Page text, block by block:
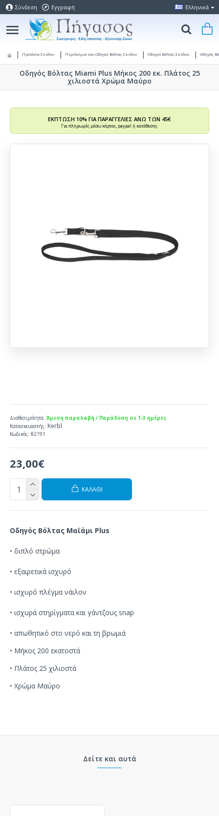
Σύνδεση Εγγραφή Ελληνικά
Προϊόντα Σκύλου Περιλαίμια και Οδηγοί Βόλτας Σκύλου Οδηγοί Βόλτας Σκύλου Οδηγός
Οδηγός Βόλτας Miami Plus Μήκος 200 εκ. Πλάτος 25
χιλιοστά Χρώμα Μαύρο
ΕΚΠΤΩΣΗ 10% ΓΙΑ ΠΑΡΑΓΓΕΛΙΕΣ ΑΝΩ ΤΩΝ 45€
Για πληρωμές μέσω κάρτας, paypal ή κατάθεσης
23,00€
Διαθεσιμότητα: Άμεση παραλαβή / Παράδοση σε 1-3 ημέρες
Κατασκευαστής: Kerbl
Κωδικός: 82191
ΚΑΛΆΘΙ
Οδηγός Βόλτας Μαϊάμι Plus
• διπλό στρώμα
• εξαιρετικά ισχυρό
• ισχυρό πλέγμα νάιλον
• ισχυρά στηρίγματα και γάντζους snap
• απωθητικό στο νερό και τη βρωμιά
• Μήκος 200 εκατοστά
• Πλάτος 25 χιλιοστά
• Χρώμα Μαύρο
Δείτε και αυτά